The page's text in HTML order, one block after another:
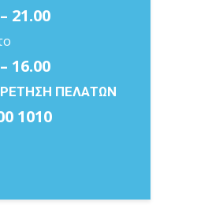
21.00
16.00
ΠΕΛΑΤΩΝ
1010